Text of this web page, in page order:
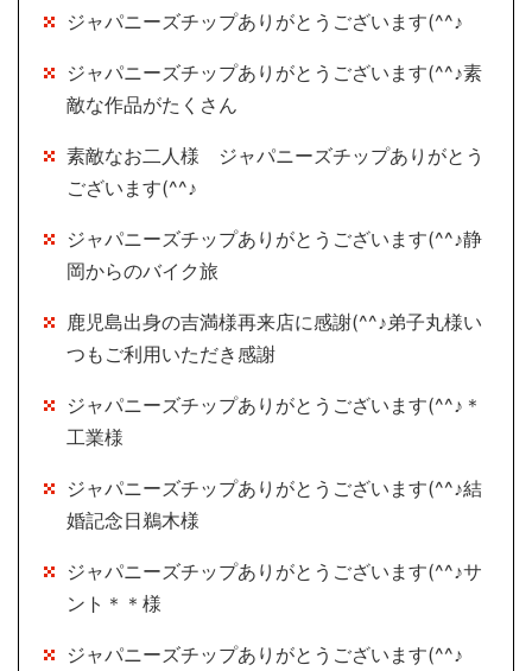
ジャパニーズチップありがとうございます(^^♪
ジャパニーズチップありがとうございます(^^♪素
敵な作品がたくさん
素敵なお二人様 ジャパニーズチップありがとう
ございます(^^♪
ジャパニーズチップありがとうございます(^^♪静
岡からのバイク旅
鹿児島出身の吉満様再来店に感謝(^^♪弟子丸様い
つもご利用いただき感謝
ジャパニーズチップありがとうございます(^^♪＊
工業様
ジャパニーズチップありがとうございます(^^♪結
婚記念日鵜木様
ジャパニーズチップありがとうございます(^^♪サ
ント＊＊様
ジャパニーズチップありがとうございます(^^♪